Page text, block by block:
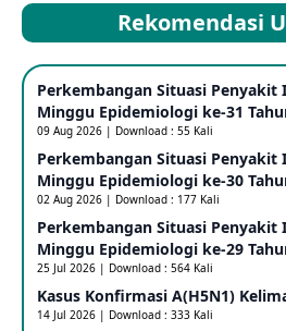
Mpox Clade 1b di Taiwan
25 May 2026
Update Informasi PHEIC
23
Penetapan Outbreak Penyakit
Uganda Sebagai PHEIC
Rekomendasi
Perkembangan Situasi Penyakit
Minggu Epidemiologi ke-31
09 Aug 2026 | Download : 55 Kali
Perkembangan Situasi Penyakit
Minggu Epidemiologi ke-30
02 Aug 2026 | Download : 177 Kali
Perkembangan Situasi Penyakit
Minggu Epidemiologi ke-29
25 Jul 2026 | Download : 564 Kali
Kasus Konfirmasi A(H5N1)
14 Jul 2026 | Download : 333 Kali